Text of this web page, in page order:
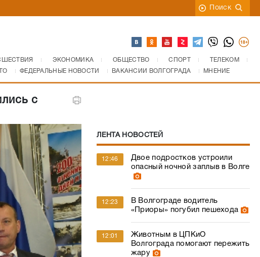
Поиск
ЭКОНОМИКА ОБЩЕСТВО СПОРТ
ТЕЛЕКОМ
ФЕДЕРАЛЬНЫЕ НОВОСТИ ВАКАНСИИ ВОЛГОГРАДА МНЕНИЕ
с
ЛЕНТА НОВОСТЕЙ
12:46
Двое подростков устроили
опасный ночной заплыв в Волге
12:23
В Волгограде водитель
«Приоры» погубил пешехода
12:01
Животным в ЦПКиО
Волгограда помогают пережить
жару